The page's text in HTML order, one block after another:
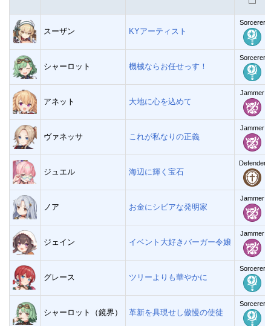
スーザン KYアーティスト
Sorcerer
シャーロット 機械ならお任せっす！
Sorcerer
アネット 大地に心を込めて
Jammer
ヴァネッサ これが私なりの正義
Jammer
ジュエル 海辺に輝く宝石
Defender
ノア お金にシビアな発明家
Jammer
ジェイン イベント大好きバーガー令嬢
Jammer
グレース ツリーよりも華やかに
Sorcerer
シャーロット（鏡界） 革新を具現せし傲慢の使徒
Sorcerer